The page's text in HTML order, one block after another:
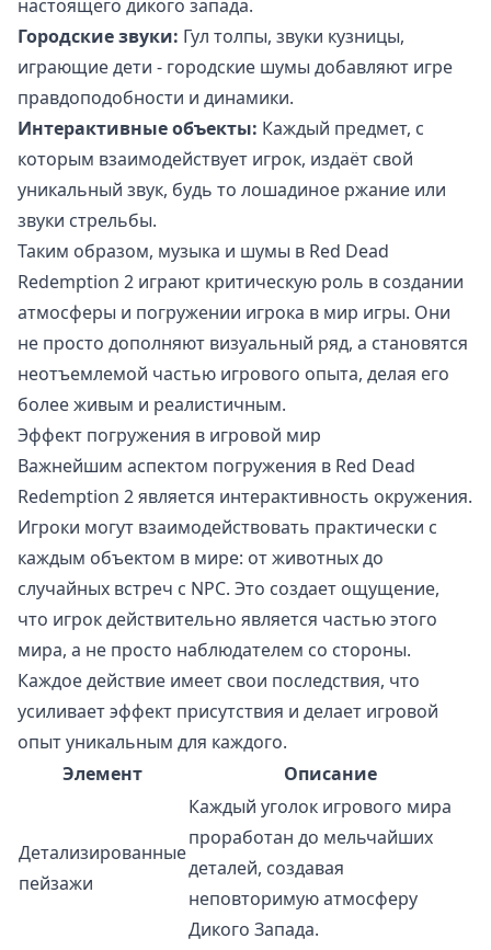
настоящего дикого запада.
Городские звуки: Гул толпы, звуки кузницы,
играющие дети - городские шумы добавляют игре
правдоподобности и динамики.
Интерактивные объекты: Каждый предмет, с
которым взаимодействует игрок, издаёт свой
уникальный звук, будь то лошадиное ржание или
звуки стрельбы.
Таким образом, музыка и шумы в Red Dead
Redemption 2 играют критическую роль в создании
атмосферы и погружении игрока в мир игры. Они
не просто дополняют визуальный ряд, а становятся
неотъемлемой частью игрового опыта, делая его
более живым и реалистичным.
Эффект погружения в игровой мир
Важнейшим аспектом погружения в Red Dead
Redemption 2 является интерактивность окружения.
Игроки могут взаимодействовать практически с
каждым объектом в мире: от животных до
случайных встреч с NPC. Это создает ощущение,
что игрок действительно является частью этого
мира, а не просто наблюдателем со стороны.
Каждое действие имеет свои последствия, что
усиливает эффект присутствия и делает игровой
опыт уникальным для каждого.
Элемент
Описание
Детализированные
пейзажи
Каждый уголок игрового мира
проработан до мельчайших
деталей, создавая
неповторимую атмосферу
Дикого Запада.